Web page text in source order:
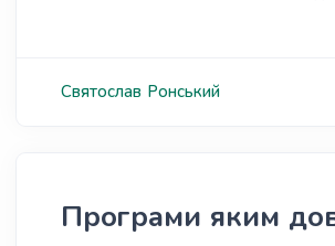
Святослав Ронський
Програми яким